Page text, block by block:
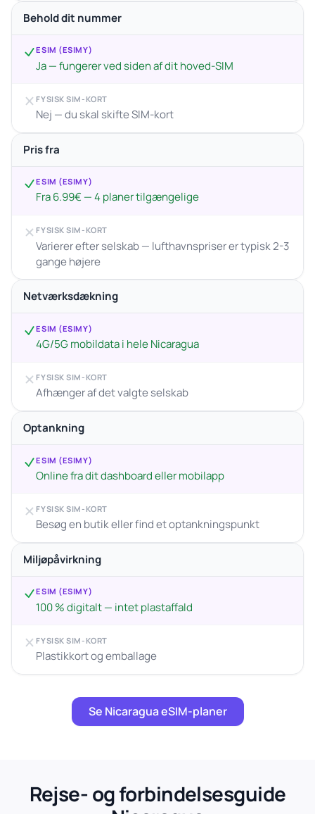
Behold dit nummer
ESIM (ESIMY)
Ja — fungerer ved siden af dit hoved-SIM
FYSISK SIM-KORT
Nej — du skal skifte SIM-kort
Pris fra
ESIM (ESIMY)
Fra 6.99€ — 4 planer tilgængelige
FYSISK SIM-KORT
Varierer efter selskab — lufthavnspriser er typisk 2-3
gange højere
Netværksdækning
ESIM (ESIMY)
4G/5G mobildata i hele Nicaragua
FYSISK SIM-KORT
Afhænger af det valgte selskab
Optankning
ESIM (ESIMY)
Online fra dit dashboard eller mobilapp
FYSISK SIM-KORT
Besøg en butik eller find et optankningspunkt
Miljøpåvirkning
ESIM (ESIMY)
100 % digitalt — intet plastaffald
FYSISK SIM-KORT
Plastikkort og emballage
Se Nicaragua eSIM-planer
Rejse- og forbindelsesguide